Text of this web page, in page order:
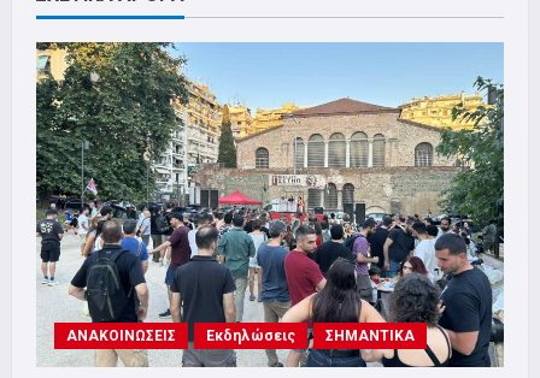
ΑΝΑΚΟΙΝΩΣΕΙΣ Εκδηλώσεις ΣΗΜΑΝΤΙΚΑ